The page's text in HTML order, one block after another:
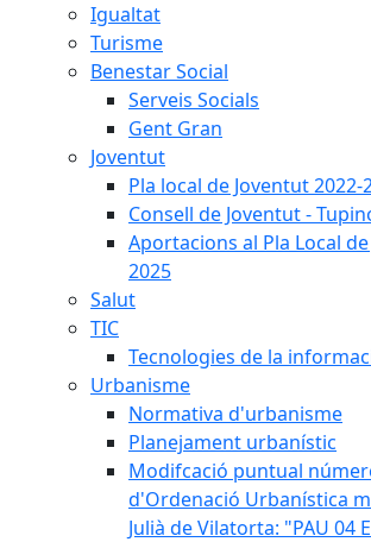
Igualtat
Turisme
Benestar Social
Serveis Socials
Gent Gran
Joventut
Pla local de Joventut 2022-
Consell de Joventut -
Aportacions al Pla Local
2025
Salut
TIC
Tecnologies de la
Urbanisme
Normativa d'urbanisme
Planejament urbanístic
Modifcació puntual
d'Ordenació Urbanística
Julià de Vilatorta: "PAU 04